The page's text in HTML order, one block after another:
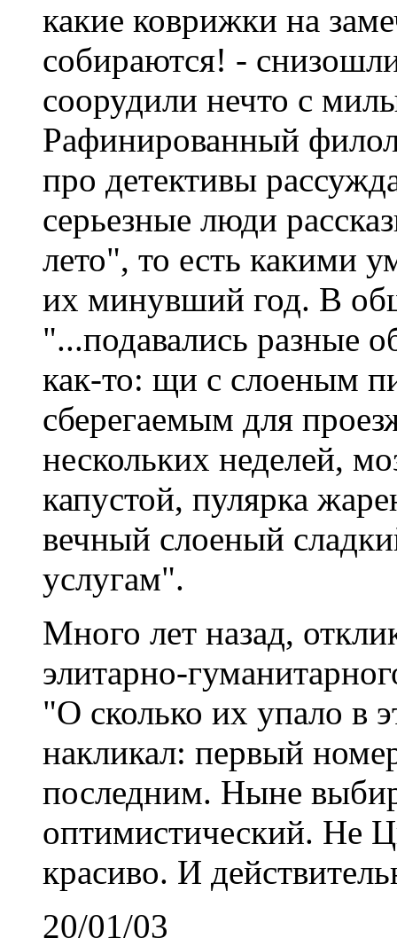
какие коврижки на
собираются! -
соорудили нечто с
Рафинированный
про детективы
серьезные люди
лето", то есть какими
их минувший год. В
"...подавались разные
как-то: щи с слоеным
сберегаемым для
нескольких неделей,
капустой, пулярка
вечный слоеный
услугам".
Много лет назад,
элитарно-
"О сколько их упало в
накликал: первый
последним. Ныне
оптимистический. Не
красиво. И
20/01/03